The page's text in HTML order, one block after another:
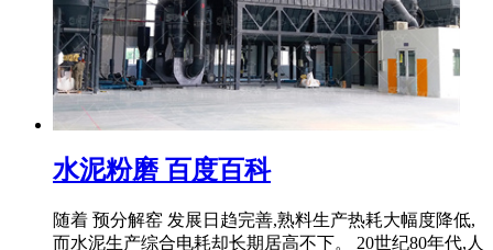
水泥粉磨 百度百科
随着 预分解窑 发展日趋完善,熟料生产热耗大幅度降低,
而水泥生产综合电耗却长期居高不下。 20世纪80年代,人